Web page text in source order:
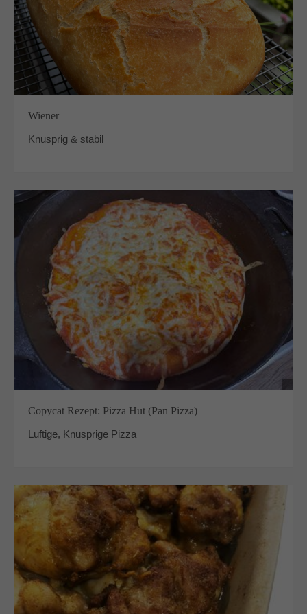
Wiener
Knusprig & stabil
Copycat Rezept: Pizza Hut (Pan Pizza)
Luftige, Knusprige Pizza